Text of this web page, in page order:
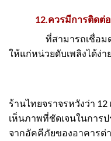
12.ควรมีการติดต่
ที่สามารถเชื่อมต่อกั
ให้แก่หน่วยดับเพลิงได้ง่าย
ร้านไทยจราจรหวังว่า
เห็นภาพที่ชัดเจนในการ
จากอัคคีภัยของอาคารต่